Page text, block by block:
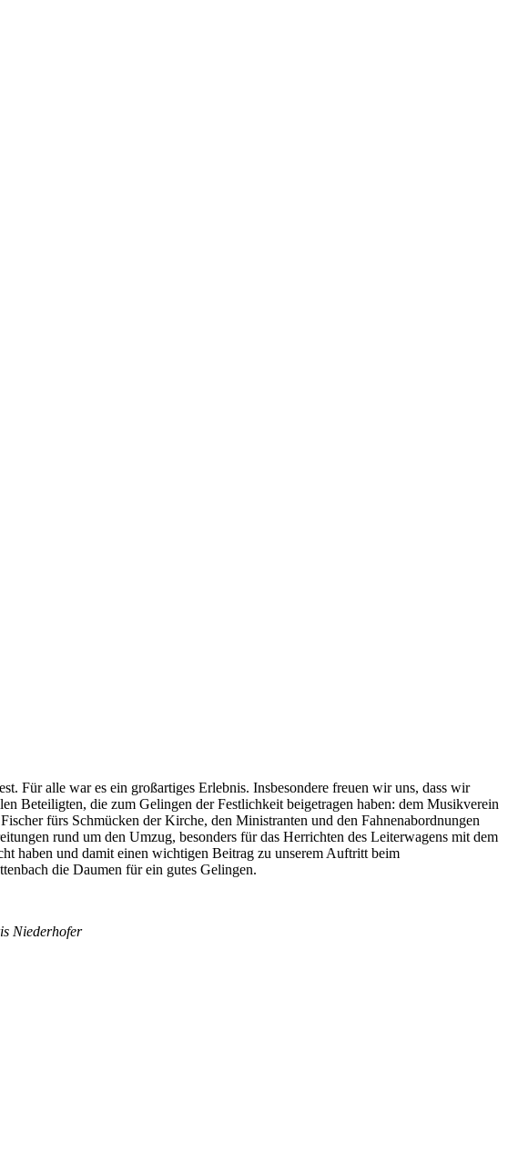
Für alle war es ein großartiges Erlebnis. Insbesondere freuen wir uns, dass wir
Beteiligten, die zum Gelingen der Festlichkeit beigetragen haben: dem Musikverein
fürs Schmücken der Kirche, den Ministranten und den Fahnenabordnungen
rund um den Umzug, besonders für das Herrichten des Leiterwagens mit dem
haben und damit einen wichtigen Beitrag zu unserem Auftritt beim
die Daumen für ein gutes Gelingen.
Niederhofer